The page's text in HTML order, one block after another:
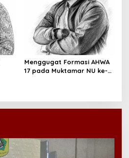
Menggugat Formasi AHWA
17 pada Muktamar NU ke-